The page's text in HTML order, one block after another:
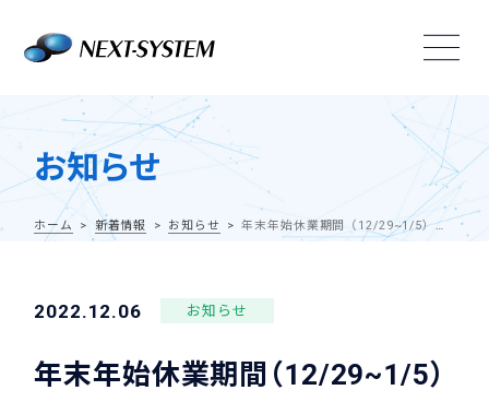
お知らせ
ホーム 新着情報 お知らせ 年末年始休業期間（12/29~1/5）のお知らせ
2022.12.06 お知らせ
年末年始休業期間（12/29~1/5）